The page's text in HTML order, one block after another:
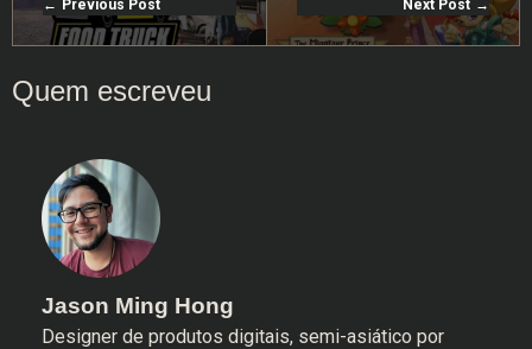
Previous Post Next Post
Jason Ming Hong
Designer de produtos digitais, semi-asiático por